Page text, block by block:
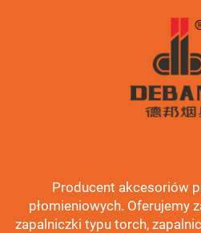
Producent akcesoriów
płomieniowych. Oferujemy
zapalniczki typu torch,